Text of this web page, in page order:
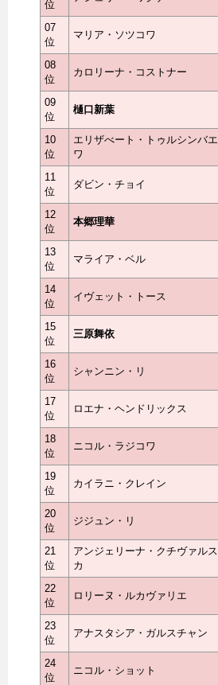
位
07
位
マリア・ソツコワ
08
位
カロリーナ・コストナー
09
位
樋口新葉
10
位
エリザべート・トゥルシンバエ
ワ
11
位
ダビン・チョイ
12
位
本郷理華
13
位
マライア・ベル
14
位
イヴェット・トース
15
位
三原舞依
16
位
シャンニン・リ
17
位
ロエナ・ヘンドリックス
18
位
ニコル・ラジコワ
19
位
カイラニ・クレイン
20
位
ジジュン・リ
21
位
アンジェリーナ・クチヴァルス
カ
22
位
ロリーヌ・ルカヴァリエ
23
位
アナスタシア・ガルスチャン
24
位
ニコル・ショット